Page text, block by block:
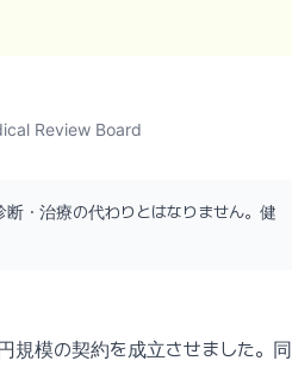
Review Board
・治療の代わりとはなりません。健
規模の契約を成立させました。同